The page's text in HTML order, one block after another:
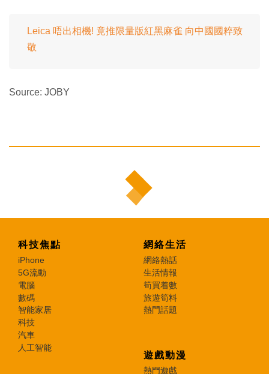
Leica 唔出相機! 竟推限量版紅黑麻雀 向中國國粹致
敬
Source: JOBY
科技焦點
iPhone
5G流動
電腦
數碼
智能家居
科技
汽車
人工智能
網絡生活
網絡熱話
生活情報
筍買着數
旅遊筍料
熱門話題
遊戲動漫
熱門遊戲